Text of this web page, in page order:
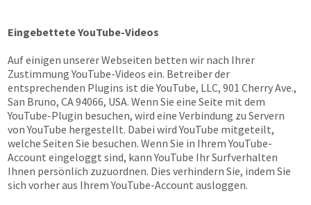
Eingebettete YouTube-Videos
Auf einigen unserer Webseiten betten wir nach Ihrer
Zustimmung YouTube-Videos ein. Betreiber der
entsprechenden Plugins ist die YouTube, LLC, 901 Cherry Ave.,
San Bruno, CA 94066, USA. Wenn Sie eine Seite mit dem
YouTube-Plugin besuchen, wird eine Verbindung zu Servern
von YouTube hergestellt. Dabei wird YouTube mitgeteilt,
welche Seiten Sie besuchen. Wenn Sie in Ihrem YouTube-
Account eingeloggt sind, kann YouTube Ihr Surfverhalten
Ihnen persönlich zuzuordnen. Dies verhindern Sie, indem Sie
sich vorher aus Ihrem YouTube-Account ausloggen.